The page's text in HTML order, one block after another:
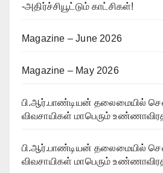
-அதிர்ச்சியூட்டும் காட்சிகள்!
Magazine – June 2026
Magazine – May 2026
பி.ஆர்.பாண்டியன் தலைமையில்
விவசாயிகள் மாபெரும்
பி.ஆர்.பாண்டியன் தலைமையில்
விவசாயிகள் மாபெரும்